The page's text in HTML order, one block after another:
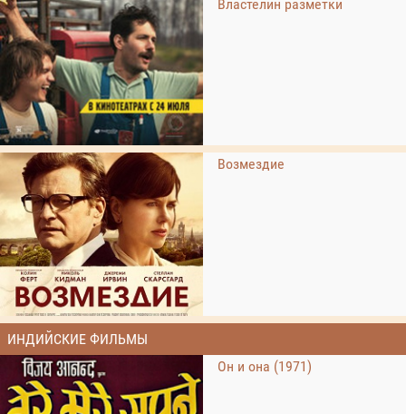
Властелин разметки
Возмездие
ИНДИЙСКИЕ ФИЛЬМЫ
Он и она (1971)